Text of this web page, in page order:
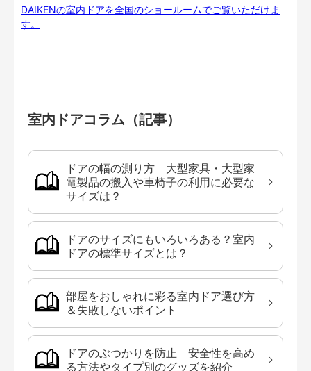
DAIKENの室内ドアを全国のショールームでご覧いただけま
す。
室内ドアコラム（記事）
ドアの幅の測り方 大型家具・大型家
電製品の搬入や車椅子の利用に必要な
サイズは？
ドアのサイズにもいろいろある？室内
ドアの標準サイズとは？
部屋をおしゃれに彩る室内ドア選び方
＆失敗しないポイント
ドアのぶつかりを防止 安全性を高め
る方法やタイプ別のグッズを紹介